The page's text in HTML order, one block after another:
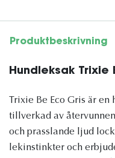
Produktbeskrivning
Hundleksak Trixie
Trixie Be Eco Gris är
tillverkad av
och prasslande ljud
lekinstinkter och